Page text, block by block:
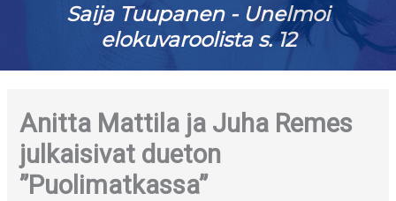
Saija Tuupanen - Unelmoi
elokuvaroolista s. 12
Anitta Mattila ja Juha Remes
julkaisivat dueton
”Puolimatkassa”